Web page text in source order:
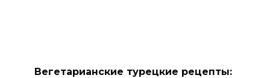
Вегетарианские турецкие рецепты: